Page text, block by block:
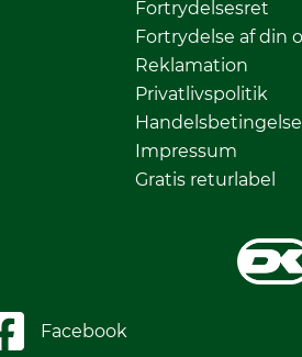
Fortrydelsesret
Fortrydelse af din
Reklamation
Privatlivspolitik
Impressum
Gratis returlabel
Facebook